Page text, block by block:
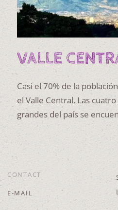
VALLE
Casi el 70% de la
el Valle Central. Las
grandes del país se
CONTACT
E-MAIL